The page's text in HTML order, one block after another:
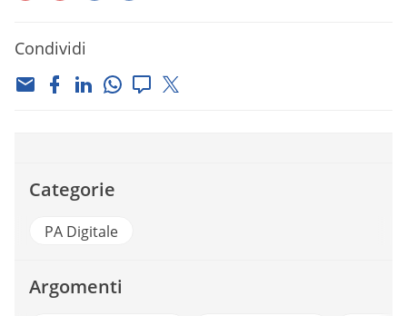
Condividi
Categorie
PA Digitale
Argomenti